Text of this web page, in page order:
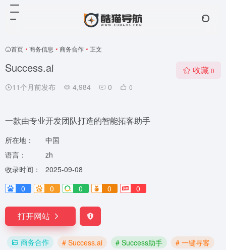
首页 • 商务信息 • 商务合作 • 正文
Success.ai
11个月前发布 4,984 0 0
收藏 0
一款由专业开发团队打造的智能拓客助手
所在地：
中国
语言：
zh
收录时间：
2025-09-08
0
0 0 0 0
打开网站
商务合作 # Success.ai # Success助手
# 一键寻客